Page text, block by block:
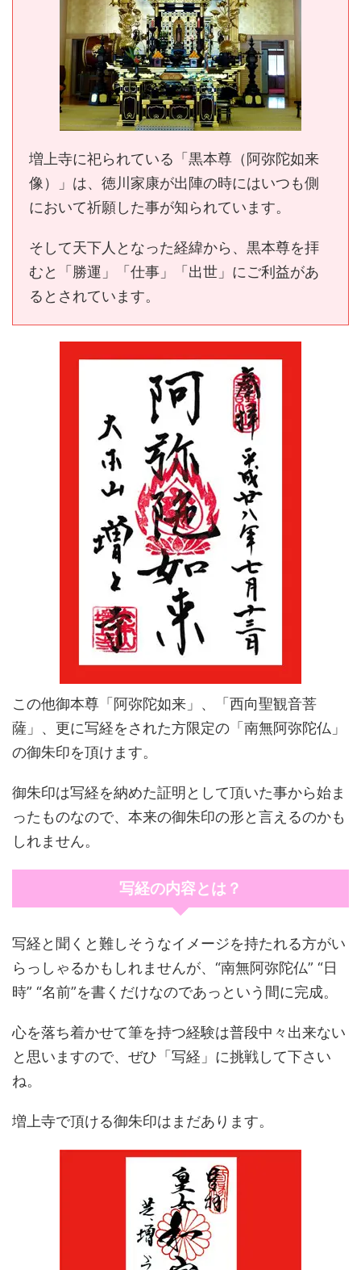
増上寺に祀られている「黒本尊（阿弥陀如来
像）」は、徳川家康が出陣の時にはいつも側
において祈願した事が知られています。
そして天下人となった経緯から、黒本尊を拝
むと「勝運」「仕事」「出世」にご利益があ
るとされています。
この他御本尊「阿弥陀如来」、「西向聖観音菩
薩」、更に写経をされた方限定の「南無阿弥陀仏」
の御朱印を頂けます。
御朱印は写経を納めた証明として頂いた事から始ま
ったものなので、本来の御朱印の形と言えるのかも
しれません。
写経の内容とは？
写経と聞くと難しそうなイメージを持たれる方がい
らっしゃるかもしれませんが、“南無阿弥陀仏” “日
時” “名前”を書くだけなのであっという間に完成。
心を落ち着かせて筆を持つ経験は普段中々出来ない
と思いますので、ぜひ「写経」に挑戦して下さい
ね。
増上寺で頂ける御朱印はまだあります。